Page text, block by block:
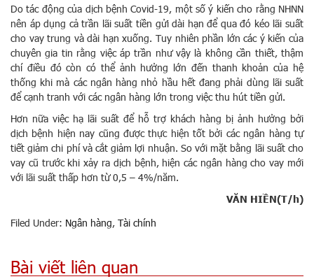
Do tác động của dịch bệnh Covid-19, một số ý kiến cho rằng NHNN
nên áp dụng cả trần lãi suất tiền gửi dài hạn để qua đó kéo lãi suất
cho vay trung và dài hạn xuống. Tuy nhiên phần lớn các ý kiến của
chuyên gia tin rằng việc áp trần như vậy là không cần thiết, thậm
chí điều đó còn có thể ảnh hưởng lớn đến thanh khoản của hệ
thống khi mà các ngân hàng nhỏ hầu hết đang phải dùng lãi suất
để cạnh tranh với các ngân hàng lớn trong việc thu hút tiền gửi.
Hơn nữa việc hạ lãi suất để hỗ trợ khách hàng bị ảnh hưởng bởi
dịch bệnh hiện nay cũng được thực hiện tốt bởi các ngân hàng tự
tiết giảm chi phí và cắt giảm lợi nhuận. So với mặt bằng lãi suất cho
vay cũ trước khi xảy ra dịch bệnh, hiện các ngân hàng cho vay mới
với lãi suất thấp hơn từ 0,5 – 4%/năm.
VĂN HIỀN(T/h)
Filed Under: Ngân hàng, Tài chính
Bài viết liên quan